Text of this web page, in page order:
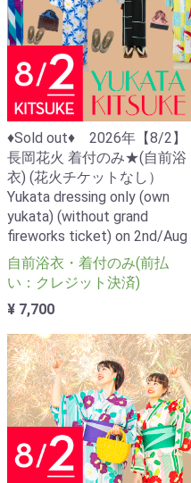
♦Sold out♦ 2026年【8/2】
長岡花火 着付のみ★(自前浴
衣) (花火チケットなし）
Yukata dressing only (own
yukata) (without grand
fireworks ticket) on 2nd/Aug
自前浴衣・着付のみ(前払
い：クレジット決済)
¥ 7,700